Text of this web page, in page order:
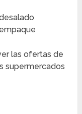
las ofertas de
supermercados